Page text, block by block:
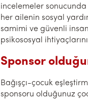
incelemeler
her ailenin sosyal
samimi ve güvenli
psikososyal
Sponsor
Bağışçı-çocuk
sponsoru olduğunuz